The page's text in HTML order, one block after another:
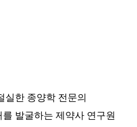
실한 종양학 전문의
발굴하는 제약사 연구원